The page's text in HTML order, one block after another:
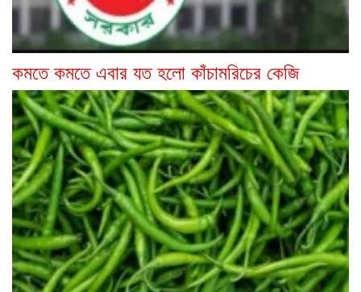
কমতে কমতে এবার যত হলো কাঁচামরিচের কেজি